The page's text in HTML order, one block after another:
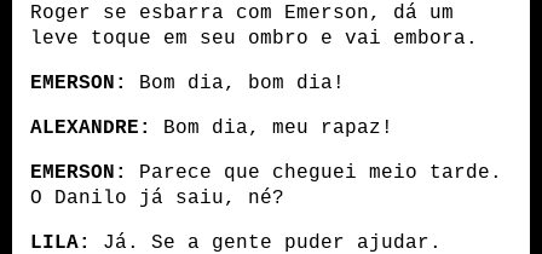
Roger se esbarra com Emerson, dá um
leve toque em seu ombro e vai embora.
EMERSON: Bom dia, bom dia!
ALEXANDRE: Bom dia, meu rapaz!
EMERSON:
Parece que cheguei meio tarde.
O Danilo já saiu, né?
LILA: Já. Se a gente puder ajudar.